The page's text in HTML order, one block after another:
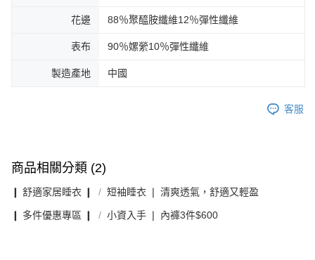
花邊 88％聚醯胺纖維12％彈性纖維
表布 90％嫘縈10％彈性纖維
製造產地 中國
客服
商品相關分類 (2)
❙ 舒適家居睡衣 ❙ 短袖睡衣 ❘ 清爽透氣，舒適又輕盈
❙ 多件優惠專區 ❙ 小資入手 ❘ 內褲3件$600